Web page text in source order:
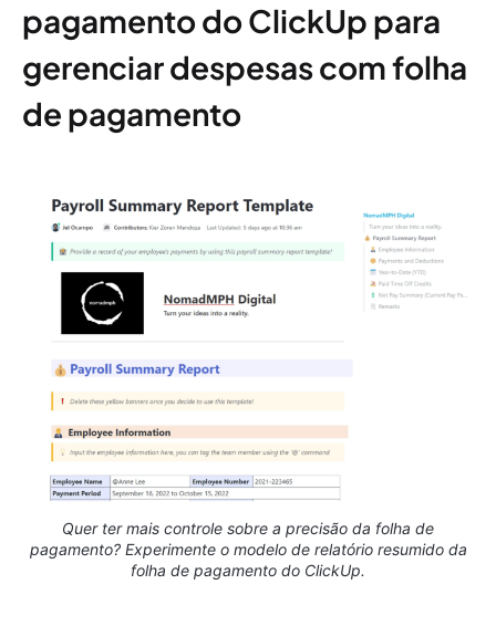
pagamento do ClickUp para
gerenciar despesas com folha
de pagamento
Quer ter mais controle sobre a precisão da folha de
pagamento? Experimente o modelo de relatório resumido da
folha de pagamento do ClickUp.